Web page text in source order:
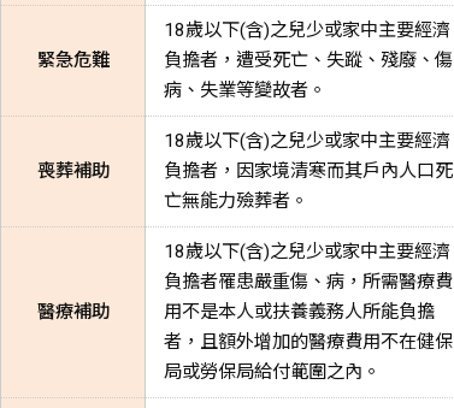
緊急危難
18歲以下(含)之兒少或家中主要經濟
負擔者，遭受死亡、失蹤、殘廢、傷
病、失業等變故者。
喪葬補助
18歲以下(含)之兒少或家中主要經濟
負擔者，因家境清寒而其戶內人口死
亡無能力殮葬者。
醫療補助
18歲以下(含)之兒少或家中主要經濟
負擔者罹患嚴重傷、病，所需醫療費
用不是本人或扶養義務人所能負擔
者，且額外增加的醫療費用不在健保
局或勞保局給付範圍之內。